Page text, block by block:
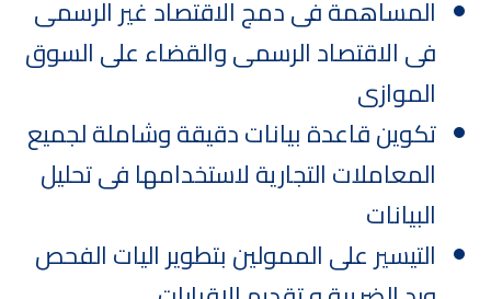
المساهمة فى دمج الاقتصاد غير الرسمى
فى الاقتصاد الرسمى والقضاء على السوق
الموازى
تكوين قاعدة بيانات دقيقة وشاملة لجميع
المعاملات التجارية لاستخدامها فى تحليل
البيانات
التيسير على الممولين بتطوير اليات الفحص